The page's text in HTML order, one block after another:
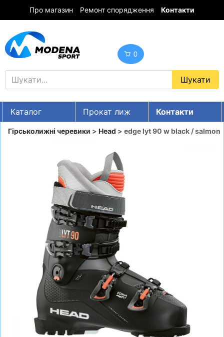
Про магазин Ремонт спорядження Контакти
0
Каталог Прокат лиж
Контакти
UA RU EN
ГІРСЬКІ ЛИЖІ
СНОУБОРДИ
СУМКИ
ШОЛОМИ, ЗАХИСТ, ОКУЛЯРИ
БІГ, ФІТНЕС, М'ЯЧІ
ВЕЛОСИПЕДИ
САМОКАТИ
ТЕНІС, БАДМІНТОН
Гірськолижні черевики > Head > edge lyt 90 w black / salmon